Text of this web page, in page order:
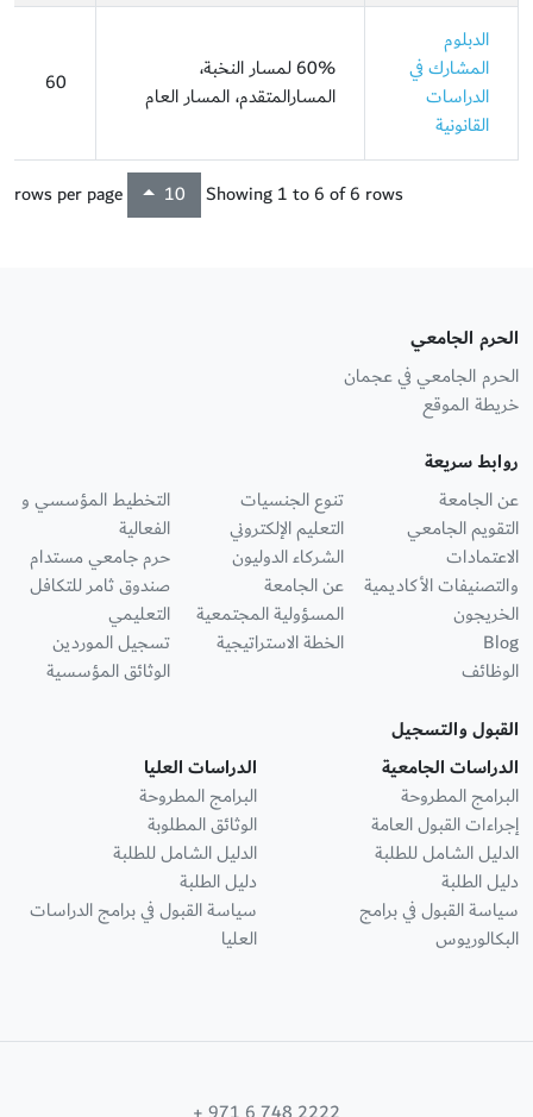
الدبلوم
المشارك في
الدراسات
القانونية
60% لمسار النخبة،
المسارالمتقدم، المسار العام
60
Showing 1 to 6 of 6 rows
10
الحرم الجامعي
الحرم الجامعي في عجمان
خريطة الموقع
روابط سريعة
عن الجامعة
التقويم الجامعي
الاعتمادات
والتصنيفات الأكاديمية
الخريجون
Blog
الوظائف
تنوع الجنسيات
التعليم الإلكتروني
الشركاء الدوليون
عن الجامعة
المسؤولية المجتمعية
الخطة الاستراتيجية
التخطيط المؤسسي و
الفعالية
حرم جامعي مستدام
صندوق ثامر للتكافل
التعليمي
تسجيل الموردين
الوثائق المؤسسية
القبول والتسجيل
الدراسات الجامعية
البرامج المطروحة
إجراءات القبول العامة
الدليل الشامل للطلبة
دليل الطلبة
سياسة القبول في برامج
البكالوريوس
الدراسات العليا
البرامج المطروحة
الوثائق المطلوبة
الدليل الشامل للطلبة
دليل الطلبة
سياسة القبول في برامج الدراسات
العليا